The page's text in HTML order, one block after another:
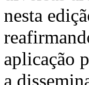
nesta
aplicação
a